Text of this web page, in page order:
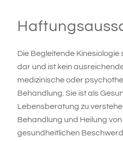
Die Begleitende Kinesiologie
dar und ist kein
medizinische oder
Behandlung. Sie ist als
Lebensberatung zu
Behandlung und Heilung
gesundheitlichen